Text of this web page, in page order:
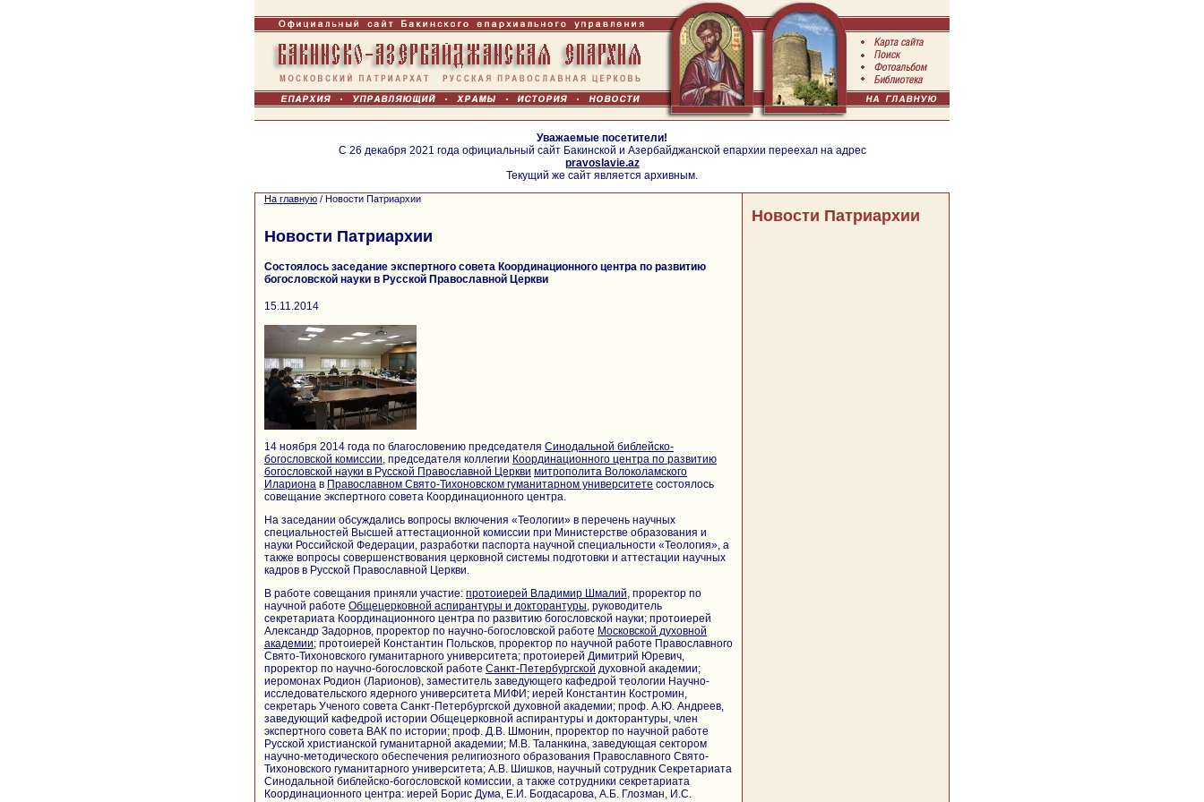
Уважаемые посетители!
С 26 декабря 2021 года официальный сайт Бакинской и Азербайджанской епархии переехал на адрес
pravoslavie.az
Текущий же сайт является архивным.
На главную / Новости Патриархии
Новости Патриархии
Состоялось заседание экспертного совета Координационного центра по развитию
богословской науки в Русской Православной Церкви
15.11.2014
14 ноября 2014 года по благословению председателя Синодальной библейско-
богословской комиссии, председателя коллегии Координационного центра по развитию
богословской науки в Русской Православной Церкви митрополита Волоколамского
Илариона в Православном Свято-Тихоновском гуманитарном университете состоялось
совещание экспертного совета Координационного центра.
На заседании обсуждались вопросы включения «Теологии» в перечень научных
специальностей Высшей аттестационной комиссии при Министерстве образования и
науки Российской Федерации, разработки паспорта научной специальности «Теология», а
также вопросы совершенствования церковной системы подготовки и аттестации научных
кадров в Русской Православной Церкви.
В работе совещания приняли участие: протоиерей Владимир Шмалий, проректор по
научной работе Общецерковной аспирантуры и докторантуры, руководитель
секретариата Координационного центра по развитию богословской науки; протоиерей
Александр Задорнов, проректор по научно-богословской работе Московской духовной
академии; протоиерей Константин Польсков, проректор по научной работе Православного
Свято-Тихоновского гуманитарного университета; протоиерей Димитрий Юревич,
проректор по научно-богословской работе Санкт-Петербургской духовной академии;
иеромонах Родион (Ларионов), заместитель заведующего кафедрой теологии Научно-
исследовательского ядерного университета МИФИ; иерей Константин Костромин,
секретарь Ученого совета Санкт-Петербургской духовной академии; проф. А.Ю. Андреев,
заведующий кафедрой истории Общецерковной аспирантуры и докторантуры, член
экспертного совета ВАК по истории; проф. Д.В. Шмонин, проректор по научной работе
Русской христианской гуманитарной академии; М.В. Таланкина, заведующая сектором
научно-методического обеспечения религиозного образования Православного Свято-
Тихоновского гуманитарного университета; А.В. Шишков, научный сотрудник Секретариата
Синодальной библейско-богословской комиссии, а также сотрудники секретариата
Координационного центра: иерей Борис Дума, Е.И. Богдасарова, А.Б. Глозман, И.С.
Новости Патриархии